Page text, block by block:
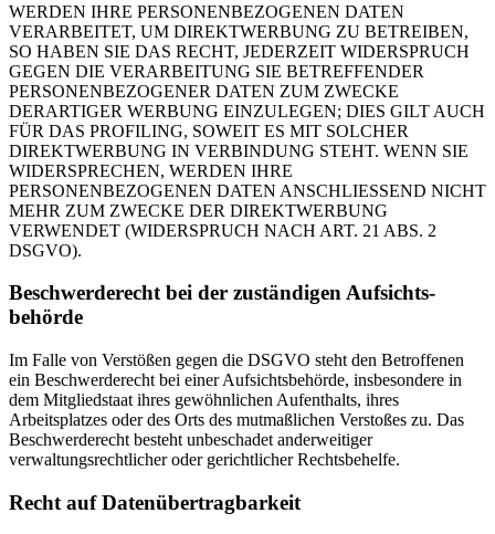
WERDEN IHRE PERSONENBEZOGENEN DATEN
VERARBEITET, UM DIREKTWERBUNG ZU BETREIBEN,
SO HABEN SIE DAS RECHT, JEDERZEIT WIDERSPRUCH
GEGEN DIE VERARBEITUNG SIE BETREFFENDER
PERSONENBEZOGENER DATEN ZUM ZWECKE
DERARTIGER WERBUNG EINZULEGEN; DIES GILT AUCH
FÜR DAS PROFILING, SOWEIT ES MIT SOLCHER
DIREKTWERBUNG IN VERBINDUNG STEHT. WENN SIE
WIDERSPRECHEN, WERDEN IHRE
PERSONENBEZOGENEN DATEN ANSCHLIESSEND NICHT
MEHR ZUM ZWECKE DER DIREKTWERBUNG
VERWENDET (WIDERSPRUCH NACH ART. 21 ABS. 2
DSGVO).
Beschwerde­recht bei der zuständigen Aufsichts­
behörde
Im Falle von Verstößen gegen die DSGVO steht den Betroffenen
ein Beschwerderecht bei einer Aufsichtsbehörde, insbesondere in
dem Mitgliedstaat ihres gewöhnlichen Aufenthalts, ihres
Arbeitsplatzes oder des Orts des mutmaßlichen Verstoßes zu. Das
Beschwerderecht besteht unbeschadet anderweitiger
verwaltungsrechtlicher oder gerichtlicher Rechtsbehelfe.
Recht auf Daten­übertrag­barkeit